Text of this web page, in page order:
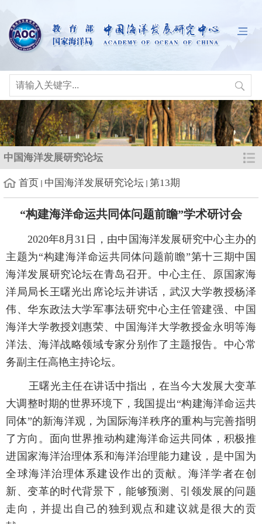
中国海洋发展研究论坛
首页 中国海洋发展研究论坛 第13期
“构建海洋命运共同体问题前瞻”学术研讨会
2020年8月31日，由中国海洋发展研究中心主办的
主题为“构建海洋命运共同体问题前瞻”第十三期中国
海洋发展研究论坛在青岛召开。中心主任、原国家海
洋局局长王曙光出席论坛并讲话，武汉大学教授杨泽
伟、华东政法大学军事法研究中心主任管建强、中国
海洋大学教授刘惠荣、中国海洋大学教授金永明等海
洋法、海洋战略领域专家分别作了主题报告。中心常
务副主任高艳主持论坛。
王曙光主任在讲话中指出，在当今大发展大变革
大调整时期的世界环境下，我国提出“构建海洋命运共
同体”的新海洋观，为国际海洋秩序的重构与完善指明
了方向。面向世界推动构建海洋命运共同体，积极推
进国家海洋治理体系和海洋治理能力建设，是中国为
全球海洋治理体系建设作出的贡献。海洋学者在创
新、变革的时代背景下，能够预测、引领发展的问题
走向，并提出自己的独到观点和建议就是很大的贡